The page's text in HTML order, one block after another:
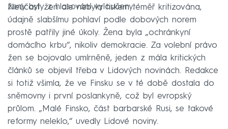
ženy byly z hlasování vyloučeny.
Neúčast žen ale nebyla tiskem téměř kritizována,
údajně slabšímu pohlaví podle dobových norem
prostě patřily jiné úkoly. Žena byla „ochránkyní
domácího krbu“, nikoliv demokracie. Za volební právo
žen se bojovalo umírněně, jeden z mála kritických
článků se objevil třeba v Lidových novinách. Redakce
si totiž všimla, že ve Finsku se v té době dostala do
sněmovny i první poslankyně, což byl evropský
průlom. „Malé Finsko, část barbarské Rusi, se takové
reformy neleklo,“ uvedly Lidové noviny.